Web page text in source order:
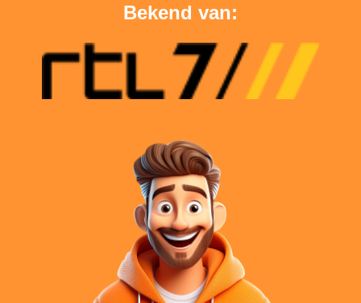
Bekend van: